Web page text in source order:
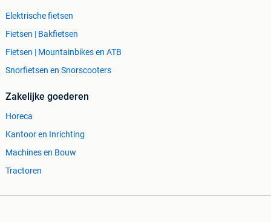
Elektrische fietsen
Fietsen | Bakfietsen
Fietsen | Mountainbikes en ATB
Snorfietsen en Snorscooters
Zakelijke goederen
Horeca
Kantoor en Inrichting
Machines en Bouw
Tractoren